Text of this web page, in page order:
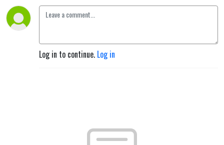
Log in to continue. Log in